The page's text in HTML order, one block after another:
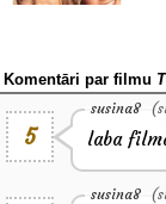
Komentāri par filmu
5
susina8
laba
susina8